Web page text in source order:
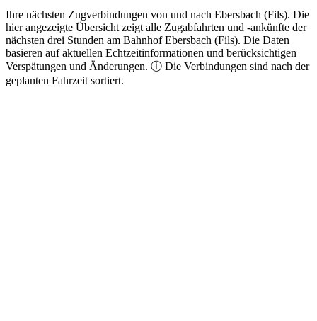
Ihre nächsten Zugverbindungen von und nach Ebersbach (Fils). Die
hier angezeigte Übersicht zeigt alle Zugabfahrten und -ankünfte der
nächsten drei Stunden am Bahnhof Ebersbach (Fils). Die Daten
basieren auf aktuellen Echtzeitinformationen und berücksichtigen
Verspätungen und Änderungen. ⓘ Die Verbindungen sind nach der
geplanten Fahrzeit sortiert.